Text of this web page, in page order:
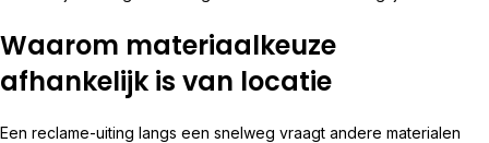
Waarom materiaalkeuze
afhankelijk is van locatie
Een reclame-uiting langs een snelweg vraagt andere materialen